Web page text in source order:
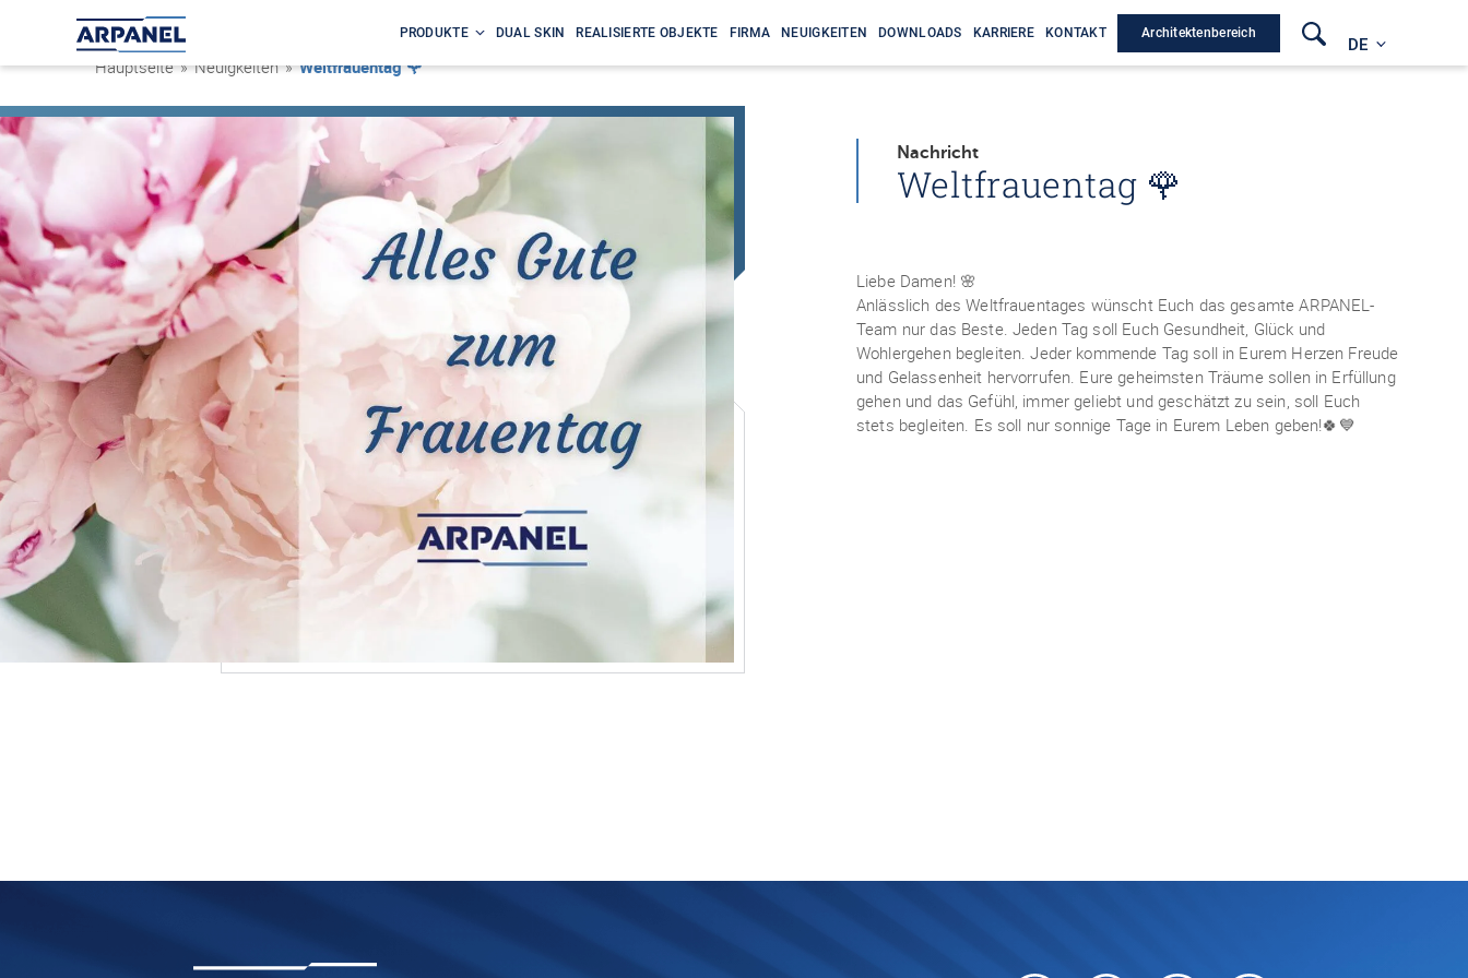
PRODUKTE DUAL SKIN REALISIERTE OBJEKTE FIRMA NEUIGKEITEN DOWNLOADS KARRIERE KONTAKT Architektenbereich
DE
Hauptseite » Neuigkeiten »Weltfrauentag 🌹
Nachricht
Weltfrauentag 🌹
Liebe Damen! 🌸
Anlässlich des Weltfrauentages wünscht Euch das gesamte ARPANEL-
Team nur das Beste. Jeden Tag soll Euch Gesundheit, Glück und
Wohlergehen begleiten. Jeder kommende Tag soll in Eurem Herzen Freude
und Gelassenheit hervorrufen. Eure geheimsten Träume sollen in Erfüllung
gehen und das Gefühl, immer geliebt und geschätzt zu sein, soll Euch
stets begleiten. Es soll nur sonnige Tage in Eurem Leben geben!🍀💙